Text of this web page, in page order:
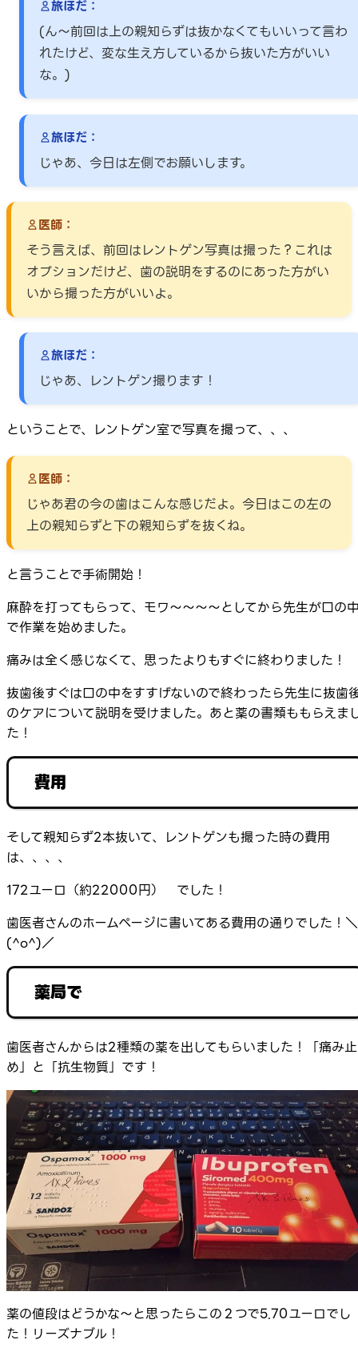
旅ほだ：
(ん～前回は上の親知らずは抜かなくてもいいって言わ
れたけど、変な生え方しているから抜いた方がいい
な。)
旅ほだ：
じゃあ、今日は左側でお願いします。
医師：
そう言えば、前回はレントゲン写真は撮った？これは
オプションだけど、歯の説明をするのにあった方がい
いから撮った方がいいよ。
旅ほだ：
じゃあ、レントゲン撮ります！
ということで、レントゲン室で写真を撮って、、、
医師：
じゃあ君の今の歯はこんな感じだよ。今日はこの左の
上の親知らずと下の親知らずを抜くね。
と言うことで手術開始！
麻酔を打ってもらって、モワ～～～～としてから先生が口の
で作業を始めました。
痛みは全く感じなくて、思ったよりもすぐに終わりました！
抜歯後すぐは口の中をすすげないので終わったら先生に抜歯
のケアについて説明を受けました。あと薬の書類ももらえま
た！
費用
そして親知らず2本抜いて、レントゲンも撮った時の費用
は、、、、
172ユーロ（約22000円） でした！
歯医者さんのホームページに書いてある費用の通りでした！＼
(^o^)／
薬局で
歯医者さんからは2種類の薬を出してもらいました！「痛み止
め」と「抗生物質」です！
薬の値段はどうかな～と思ったらこの２つで5.70ユーロでし
た！リーズナブル！